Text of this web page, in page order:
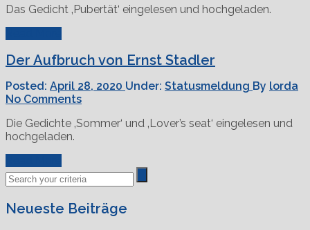
Das Gedicht ‚Pubertät‘ eingelesen und hochgeladen.
Der Aufbruch von Ernst Stadler
Posted: April 28, 2020 Under: Statusmeldung By lorda
No Comments
Die Gedichte ‚Sommer‘ und ‚Lover’s seat‘ eingelesen und
hochgeladen.
Neueste Beiträge